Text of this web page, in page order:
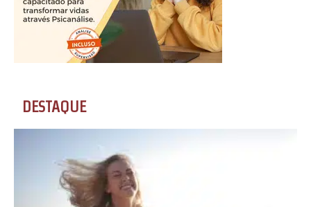
DESTAQUE